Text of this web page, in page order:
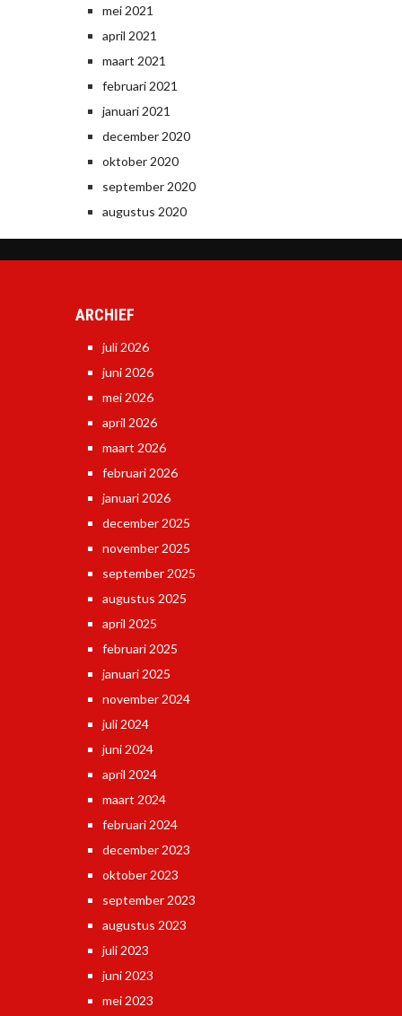
mei 2021
april 2021
maart 2021
februari 2021
januari 2021
december 2020
oktober 2020
september 2020
augustus 2020
ARCHIEF
juli 2026
juni 2026
mei 2026
april 2026
maart 2026
februari 2026
januari 2026
december 2025
november 2025
september 2025
augustus 2025
april 2025
februari 2025
januari 2025
november 2024
juli 2024
juni 2024
april 2024
maart 2024
februari 2024
december 2023
oktober 2023
september 2023
augustus 2023
juli 2023
juni 2023
mei 2023